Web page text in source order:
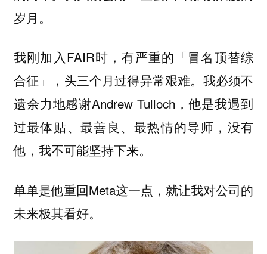
岁月。
我刚加入FAIR时，有严重的「冒名顶替综
合征」，头三个月过得异常艰难。我必须不
遗余力地感谢Andrew Tulloch，他是我遇到
过最体贴、最善良、最热情的导师，没有
他，我不可能坚持下来。
单单是他重回Meta这一点，就让我对公司的
未来极其看好。